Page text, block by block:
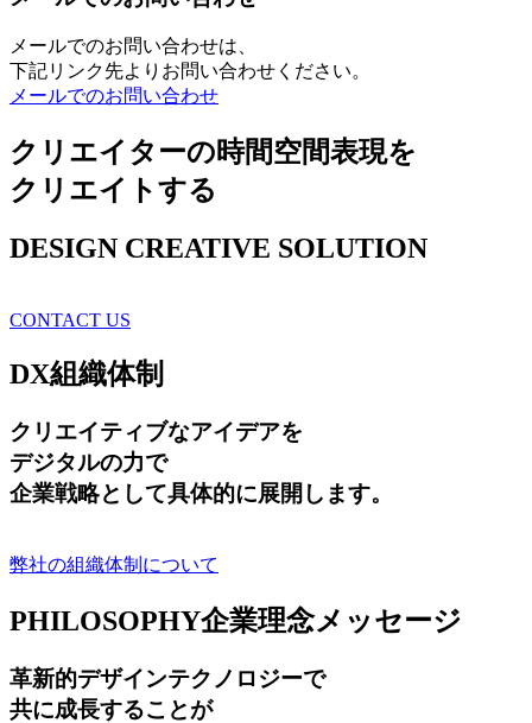
メールでのお問い合わせは、
下記リンク先よりお問い合わせください。
メールでのお問い合わせ
クリエイターの時間空間表現を
クリエイトする
DESIGN CREATIVE SOLUTION
CONTACT US
DX組織体制
クリエイティブなアイデアを
デジタルの力で
企業戦略として具体的に展開します。
弊社の組織体制について
PHILOSOPHY企業理念メッセージ
革新的デザインテクノロジーで
共に成長することが